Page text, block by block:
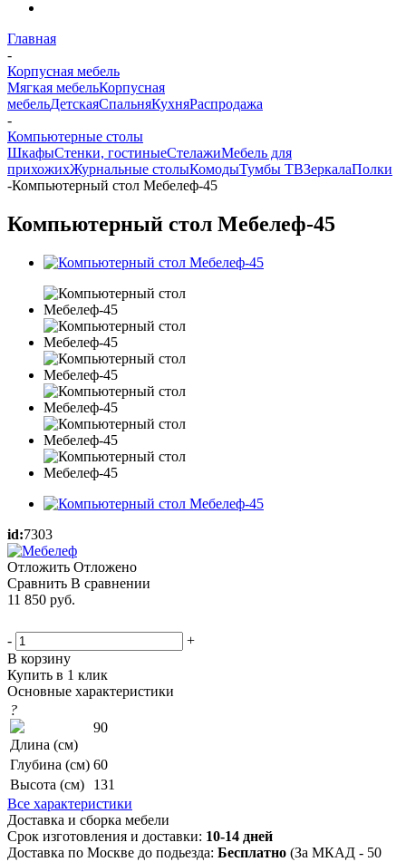
Главная
-
Корпусная мебель
Мягкая мебельКорпусная
мебельДетскаяСпальняКухняРаспродажа
-
Компьютерные столы
ШкафыСтенки, гостиныеСтелажиМебель для
прихожихЖурнальные столыКомодыТумбы ТВЗеркалаПолки
-Компьютерный стол Мебелеф-45
Компьютерный стол Мебелеф-45
id:7303
Отложить Отложено
Сравнить В сравнении
11 850 руб.
-
+
В корзину
Купить в 1 клик
Основные характеристики
?
Длина (см)
90
Глубина (см) 60
Высота (см)
131
Все характеристики
Доставка и сборка мебели
Срок изготовления и доставки: 10-14 дней
Доставка по Москве до подьезда: Бесплатно (За МКАД - 50